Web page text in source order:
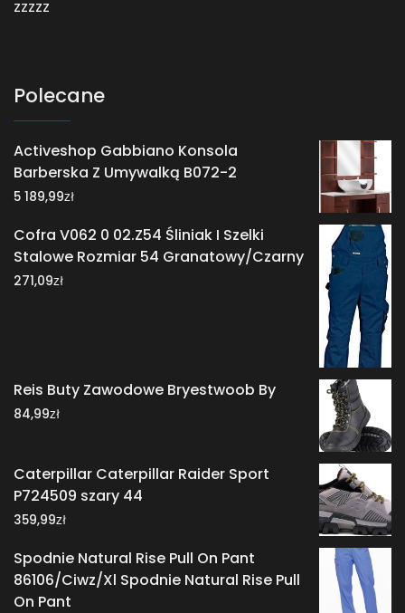
zzzzz
Polecane
Activeshop Gabbiano Konsola
Barberska Z Umywalką B072-2
5 189,99zł
Cofra V062 0 02.Z54 Śliniak I Szelki
Stalowe Rozmiar 54 Granatowy/Czarny
271,09zł
Reis Buty Zawodowe Bryestwoob By
84,99zł
Caterpillar Caterpillar Raider Sport
P724509 szary 44
359,99zł
Spodnie Natural Rise Pull On Pant
86106/Ciwz/Xl Spodnie Natural Rise Pull
On Pant